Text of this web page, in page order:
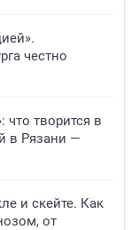
честно
что творится в
в Рязани —
и скейте. Как
от